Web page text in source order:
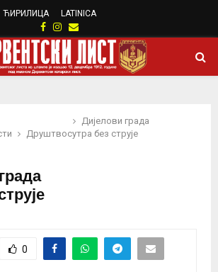
ЋИРИЛИЦА LATINICA
Facebook
Instagram
Email
Друштво
Дијелови града
сутра без струје
0